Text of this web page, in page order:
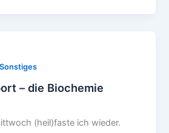
Sonstiges
– die Biochemie
(heil)faste ich wieder.